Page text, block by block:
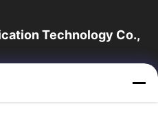
Technology Co.,
fabrikant en exporteur van
wij een volledige lijn van